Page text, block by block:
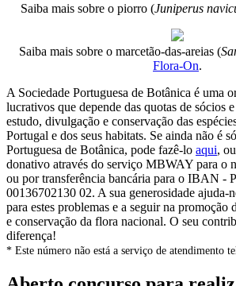
Saiba mais sobre o piorro (Juniperus
Saiba mais sobre o marcetão-das-areias (
Flora-On.
A Sociedade Portuguesa de Botânica é uma
lucrativos que depende das quotas de sócios
estudo, divulgação e conservação das
Portugal e dos seus habitats. Se ainda não é
Portuguesa de Botânica, pode fazê-lo aqui,
donativo através do serviço MBWAY para o
ou por transferência bancária para o IBAN -
00136702130 02. A sua generosidade ajuda-
para estes problemas e a seguir na promoção
e conservação da flora nacional. O seu
diferença!
* Este número não está a serviço de atendimento